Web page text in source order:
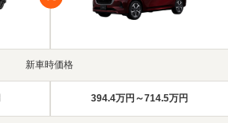
新車時価格
394.4万円～714.5万円